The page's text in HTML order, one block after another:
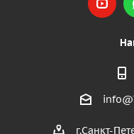
г.Санкт-